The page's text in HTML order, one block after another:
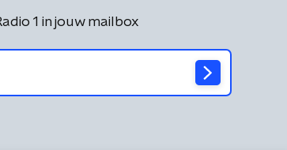
1 in jouw mailbox